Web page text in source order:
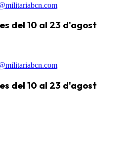
del 10 al 23 d'agost
del 10 al 23 d'agost